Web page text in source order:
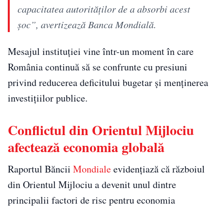
capacitatea autorităților de a absorbi acest
șoc”, avertizează Banca Mondială.
Mesajul instituției vine într-un moment în care
România continuă să se confrunte cu presiuni
privind reducerea deficitului bugetar și menținerea
investițiilor publice.
Conflictul din Orientul Mijlociu
afectează economia globală
Raportul Băncii Mondialeevidențiază că războiul
din Orientul Mijlociu a devenit unul dintre
principalii factori de risc pentru economia